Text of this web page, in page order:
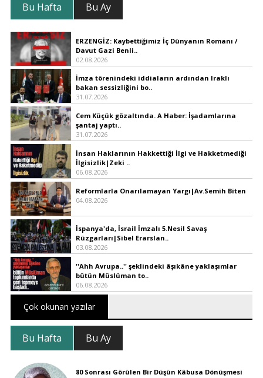
Bu Hafta Bu Ay
ERZENGİZ: Kaybettiğimiz İç Dünyanın Romanı /
Davut Gazi Benli..
02.08.2026
İmza törenindeki iddiaların ardından Iraklı
bakan sessizliğini bo..
31.07.2026
Cem Küçük gözaltında. A Haber: İşadamlarına
şantaj yaptı..
31.07.2026
İnsan Haklarının Hakkettiği İlgi ve Hakketmediği
İlgisizlik|Zeki ..
06.08.2026
Reformlarla Onarılamayan Yargı|Av.Semih Biten
04.08.2026
İspanya'da, İsrail İmzalı 5.Nesil Savaş
Rüzgarları|Sibel Erarslan..
03.08.2026
''Ahh Avrupa..'' şeklindeki âşıkâne yaklaşımlar
bütün Müslüman to..
06.08.2026
Çok okunan yazılar
Bu Hafta Bu Ay
80 Sonrası Görülen Bir Düşün Kâbusa Dönüşmesi